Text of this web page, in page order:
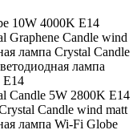
10W 4000K E14
Graphene Candle wind
лампа Crystal Candle
лампа
E14
Candle 5W 2800K E14
Candle wind matt
лампа Wi-Fi Globe